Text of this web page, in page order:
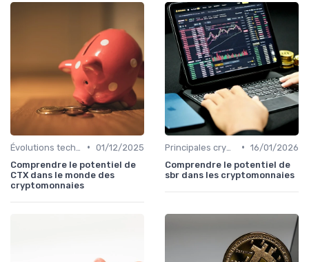
• 01/12/2025
Comprendre le potentiel de
CTX dans le monde des
cryptomonnaies
• 16/01/2026
Comprendre le potentiel de
sbr dans les cryptomonnaies